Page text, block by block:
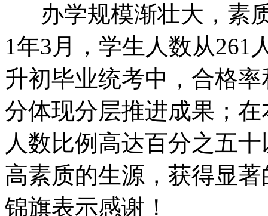
办学规模渐壮大，素质
1年3月，学生人数从261
升初毕业统考中，合格
分体现分层推进成果；
人数比例高达百分之五
高素质的生源，获得显
锦旗表示感谢！